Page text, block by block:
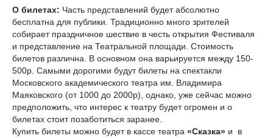
О билетах: Часть представлений будет абсолютно
бесплатна для публики. Традиционно много зрителей
собирает праздничное шествие в честь открытия Фестиваля
и представление на Театральной площади. Стоимость
билетов различна. В основном она варьируется между 150-
500р. Самыми дорогими будут билеты на спектакли
Московского академического театра им. Владимира
Маяковского (от 1000 до 2000р), однако, уже сейчас можно
предположить, что интерес к театру будет огромен и о
билетах стоит позаботиться заранее.
Купить билеты можно будет в кассе театра «Сказка» и в